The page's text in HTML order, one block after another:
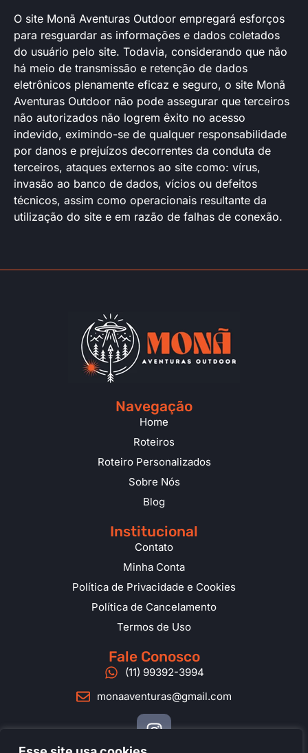
O site Monã Aventuras Outdoor empregará esforços
para resguardar as informações e dados coletados
do usuário pelo site. Todavia, considerando que não
há meio de transmissão e retenção de dados
eletrônicos plenamente eficaz e seguro, o site Monã
Aventuras Outdoor não pode assegurar que terceiros
não autorizados não logrem êxito no acesso
indevido, eximindo-se de qualquer responsabilidade
por danos e prejuízos decorrentes da conduta de
terceiros, ataques externos ao site como: vírus,
invasão ao banco de dados, vícios ou defeitos
técnicos, assim como operacionais resultante da
utilização do site e em razão de falhas de conexão.
Navegação
Home
Roteiros
Roteiro Personalizados
Sobre Nós
Blog
Institucional
Contato
Minha Conta
Política de Privacidade e Cookies
Política de Cancelamento
Termos de Uso
Fale Conosco
(11) 99392-3994
monaaventuras@gmail.com